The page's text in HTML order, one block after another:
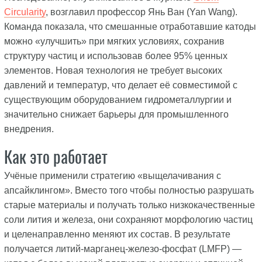
Circularity, возглавил профессор Янь Ван (Yan Wang).
Команда показала, что смешанные отработавшие катоды
можно «улучшить» при мягких условиях, сохранив
структуру частиц и использовав более 95% ценных
элементов. Новая технология не требует высоких
давлений и температур, что делает её совместимой с
существующим оборудованием гидрометаллургии и
значительно снижает барьеры для промышленного
внедрения.
Как это работает
Учёные применили стратегию «выщелачивания с
апсайклингом». Вместо того чтобы полностью разрушать
старые материалы и получать только низкокачественные
соли лития и железа, они сохраняют морфологию частиц
и целенаправленно меняют их состав. В результате
получается литий-марганец-железо-фосфат (LMFP) —